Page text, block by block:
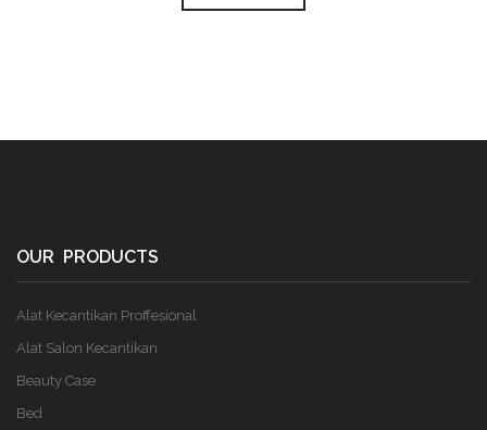
OUR PRODUCTS
Alat Kecantikan Proffesional
Alat Salon Kecantikan
Beauty Case
Bed